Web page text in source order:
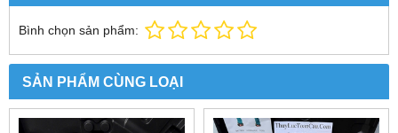
Bình chọn sản phẩm:
SẢN PHẨM CÙNG LOẠI